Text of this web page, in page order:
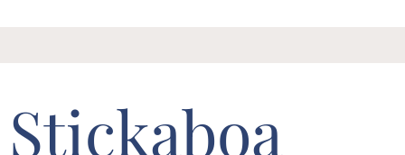
Stickaboa